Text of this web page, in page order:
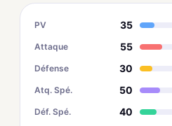
PV 35
Attaque 55
Défense 30
Atq. Spé. 50
Déf. Spé. 40